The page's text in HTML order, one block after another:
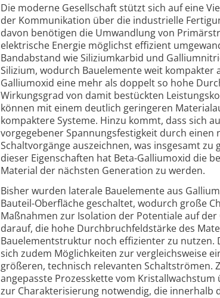
Die moderne Gesellschaft stützt sich auf eine
der Kommuni­kation über die industrielle
davon benötigen die Umwandlung von
elektrische Energie möglichst effizient
Band­abstand wie Silizium­karbid und
Silizium, wodurch Bauelemente weit
Gallium­oxid eine mehr als doppelt so hohe
Wirkungs­grad von damit bestückten
können mit einem deutlich geringeren
kompaktere Systeme. Hinzu kommt, dass sich
vorgegebener Spannungs­festig­keit durch
Schalt­vorgänge auszeichnen, was insgesamt
dieser Eigen­schaften hat Beta-Gallium­oxid die
Material der nächsten Generation zu werden.
Bisher wurden laterale Bauelemente aus
Bauteil-Oberfläche geschaltet, wodurch große
Maßnahmen zur Isolation der Potentiale auf
darauf, die hohe Durch­bruch­feld­stärke des
Bauelement­struktur noch effizienter zu
sich zudem Möglich­keiten zur vergleichs­weise
größeren, technisch relevanten Schalt­strömen.
angepasste Prozess­kette vom
zur Charakteri­sierung notwendig, die innerhalb